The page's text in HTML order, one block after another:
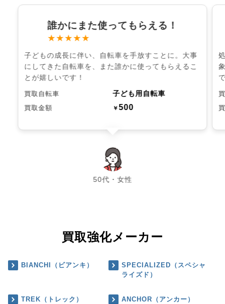
誰かにまた使ってもらえる！
★★★★★
子どもの成長に伴い、自転車を手放すことに。大事
にしてきた自転車を、また誰かに使ってもらえるこ
とが嬉しいです！
買取自転車 子ども用自転車
買取金額 ￥500
50代・女性
chevron_left chevron_right
買取強化メーカー
BIANCHI（ビアンキ）
SPECIALIZED（スペシャ
ライズド）
TREK（トレック） ANCHOR（アンカー）